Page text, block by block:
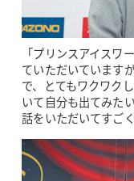
「プリンスアイスワ
ていただいています
で、とてもワクワク
いて自分も出てみた
話をいただいてすご